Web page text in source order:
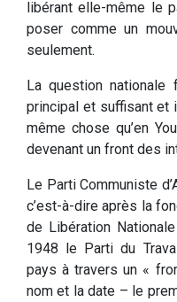
libérant elle-même le
poser comme un
seulement.
La question nationale
principal et suffisant et
même chose qu’en
devenant un front des
Le Parti Communiste
c’est-à-dire après la
de Libération
1948 le Parti du
pays à travers un «
nom et la date – le